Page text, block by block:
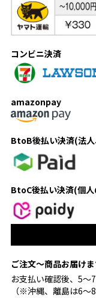
コンビニ決済
amazonpay
BtoB後払い決済(法
BtoC後払い決済(個人
ご注文〜商品お届け
お支払い確認後、5〜
（※沖縄、離島は6〜